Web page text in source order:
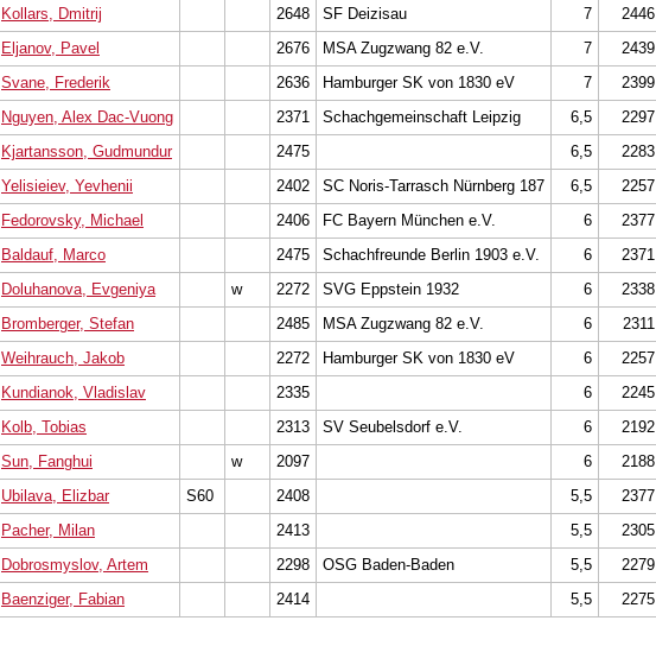
Kollars, Dmitrij 2648 SF Deizisau 7 2446
Eljanov, Pavel 2676 MSA Zugzwang 82 e.V. 7 2439
Svane, Frederik 2636 Hamburger SK von 1830 eV 7 2399
Nguyen, Alex Dac-Vuong 2371 Schachgemeinschaft Leipzig 6,5 2297
Kjartansson, Gudmundur 2475 6,5 2283
Yelisieiev, Yevhenii 2402 SC Noris-Tarrasch Nürnberg 187 6,5 2257
Fedorovsky, Michael 2406 FC Bayern München e.V. 6 2377
Baldauf, Marco 2475 Schachfreunde Berlin 1903 e.V. 6 2371
Doluhanova, Evgeniya w 2272 SVG Eppstein 1932 6 2338
Bromberger, Stefan 2485 MSA Zugzwang 82 e.V. 6 2311
Weihrauch, Jakob 2272 Hamburger SK von 1830 eV 6 2257
Kundianok, Vladislav 2335 6 2245
Kolb, Tobias 2313 SV Seubelsdorf e.V. 6 2192
Sun, Fanghui w 2097 6 2188
Ubilava, Elizbar S60 2408 5,5 2377
Pacher, Milan 2413 5,5 2305
Dobrosmyslov, Artem 2298 OSG Baden-Baden 5,5 2279
Baenziger, Fabian 2414 5,5 2275